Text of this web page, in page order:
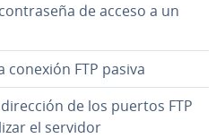
de acceso a un
conexión FTP pasiva
de los puertos FTP
el servidor